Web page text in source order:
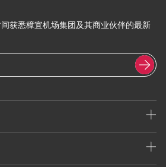
获悉樟宜机场集团及其商业伙伴的最新